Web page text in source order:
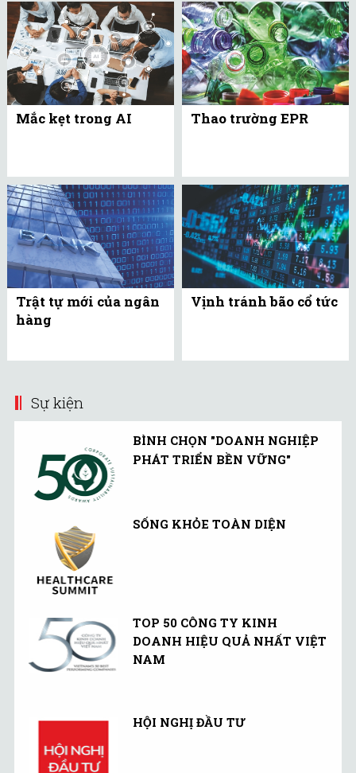
Mắc kẹt trong AI Thao trường EPR
Trật tự mới của ngân
hàng
Vịnh tránh bão cổ tức
Sự kiện
BÌNH CHỌN "DOANH NGHIỆP
PHÁT TRIỂN BỀN VỮNG"
SỐNG KHỎE TOÀN DIỆN
TOP 50 CÔNG TY KINH
DOANH HIỆU QUẢ NHẤT VIỆT
NAM
HỘI NGHỊ ĐẦU TƯ